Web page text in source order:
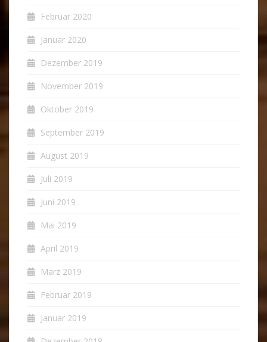
Februar 2020
Januar 2020
Dezember 2019
November 2019
Oktober 2019
September 2019
August 2019
Juli 2019
Juni 2019
Mai 2019
April 2019
März 2019
Februar 2019
Januar 2019